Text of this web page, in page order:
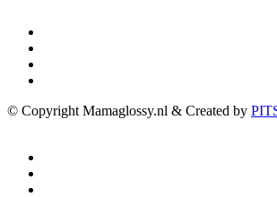
© Copyright Mamaglossy.nl & Created by